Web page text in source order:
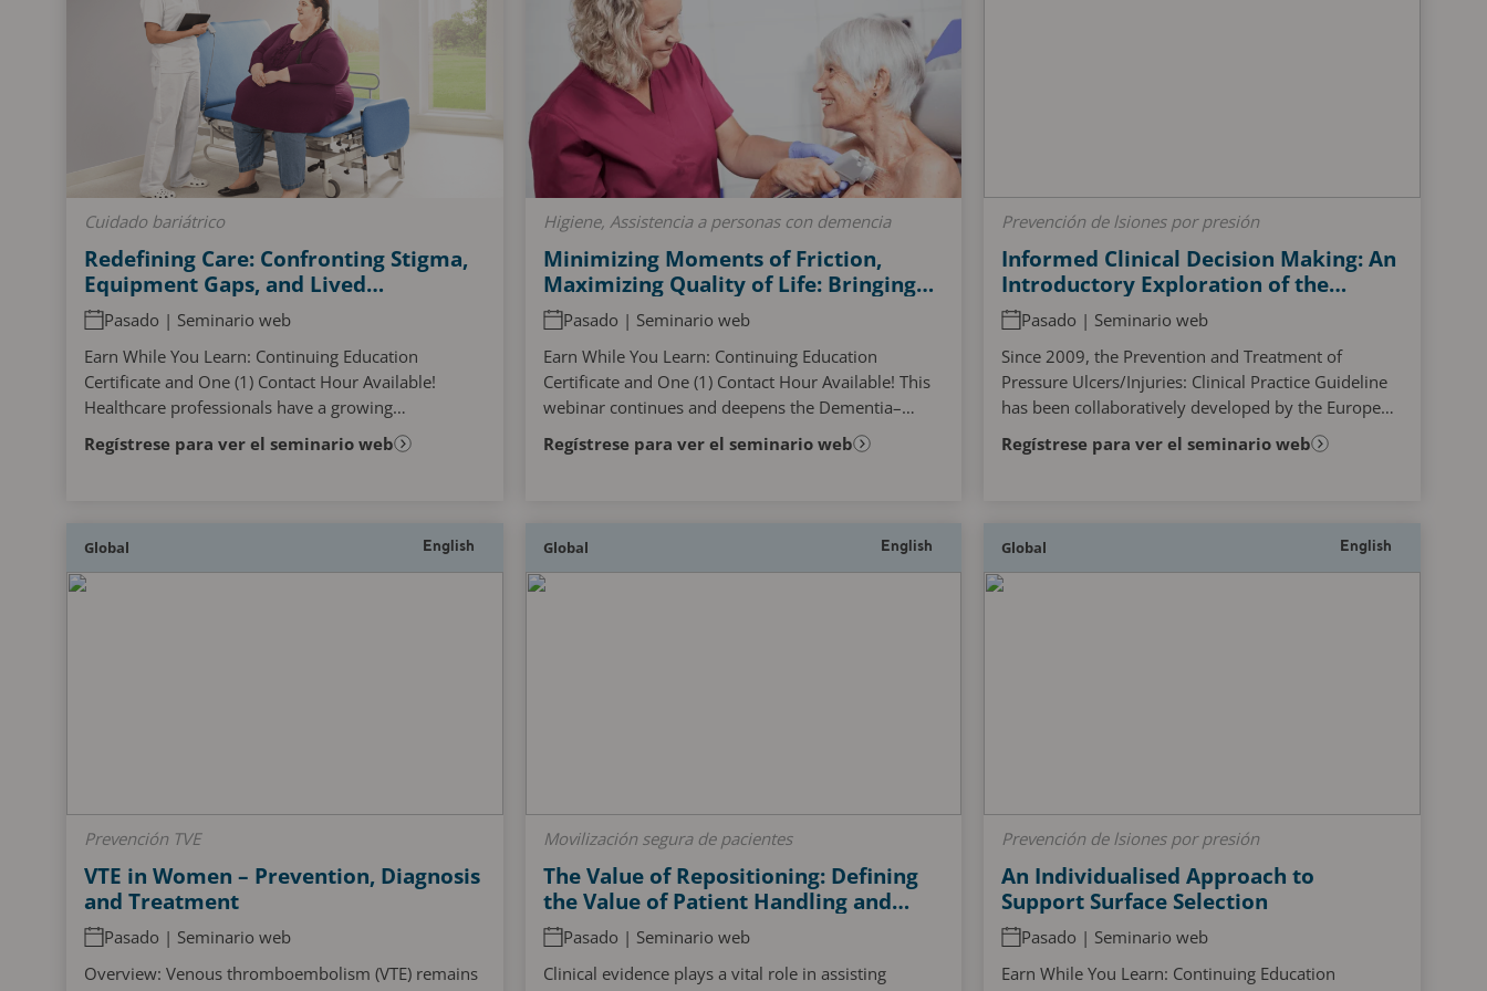
Cuidado bariátrico
Redefining Care: Confronting Stigma,
Equipment Gaps, and Lived
Experiences in Bariatric
Hospitalisation
Pasado | Seminario web
Earn While You Learn: Continuing Education
Certificate and One (1) Contact Hour Available!
Healthcare professionals have a growing
opportunity to enhance care for plus sized patients.
This webinar...
Regístrese para ver el seminario web
Higiene, Assistencia a personas con demencia
Minimizing Moments of Friction,
Maximizing Quality of Life: Bringing
Comfort Back To The Bathing
Experience​
Pasado | Seminario web
Earn While You Learn: Continuing Education
Certificate and One (1) Contact Hour Available! This
webinar continues and deepens the Dementia–
Hygiene–Wellness narrative by reimagining bathing
not as a...
Regístrese para ver el seminario web
Prevención de lsiones por presión
Informed Clinical Decision Making: An
Introductory Exploration of the
Repositioning and Full Body Support
Surface Chapters from the Pressure
Injury/Ulcer Prevention and
Treatment Guidelines 2025
Pasado | Seminario web
Since 2009, the Prevention and Treatment of
Pressure Ulcers/Injuries: Clinical Practice Guideline
has been collaboratively developed by the European
Pressure Ulcer Advisory Panel (EPUAP), the
National...
Regístrese para ver el seminario web
Global English
Prevención TVE
VTE in Women – Prevention, Diagnosis
and Treatment
Pasado | Seminario web
Overview: Venous thromboembolism (VTE) remains
Global English
Movilización segura de pacientes
The Value of Repositioning: Defining
the Value of Patient Handling and
Positioning Devices Through Clinical
Evidence, to Support Reduction in
Risk of Both Caregiver Injury and
Pasado | Seminario web
Clinical evidence plays a vital role in assisting
Global English
Prevención de lsiones por presión
An Individualised Approach to
Support Surface Selection
Pasado | Seminario web
Earn While You Learn: Continuing Education